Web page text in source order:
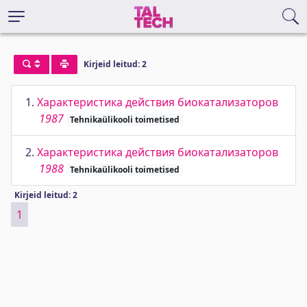
Kirjeid leitud: 2
1. Характеристика действия биокатализаторов
1987 Tehnikaülikooli toimetised
2. Характеристика действия биокатализаторов
1988 Tehnikaülikooli toimetised
Kirjeid leitud: 2
1